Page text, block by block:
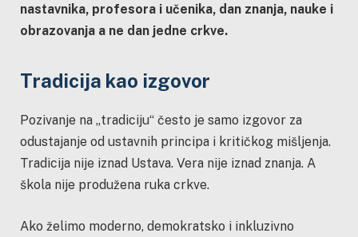
nastavnika, profesora i učenika, dan znanja, nauke i
obrazovanja a ne dan jedne crkve.
Tradicija kao izgovor
Pozivanje na „tradiciju“ često je samo izgovor za
odustajanje od ustavnih principa i kritičkog mišljenja.
Tradicija nije iznad Ustava. Vera nije iznad znanja. A
škola nije produžena ruka crkve.
Ako želimo moderno, demokratsko i inkluzivno